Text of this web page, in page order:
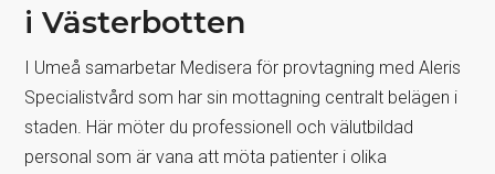
i Västerbotten
I Umeå samarbetar Medisera för provtagning med Aleris
Specialistvård som har sin mottagning centralt belägen i
staden. Här möter du professionell och välutbildad
personal som är vana att möta patienter i olika